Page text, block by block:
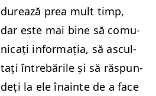
durează prea mult timp,
dar este mai bine să comu­
ni­cați infor­mația, să ascul­
tați între­bările și să răspun­
deți la ele înainte de a face